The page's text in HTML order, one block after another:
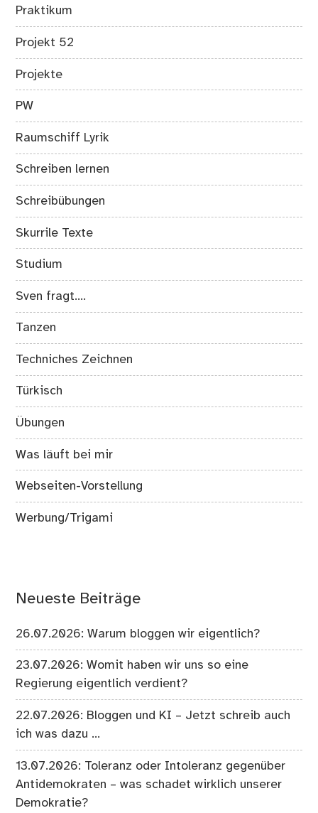
Praktikum
Projekt 52
Projekte
PW
Raumschiff Lyrik
Schreiben lernen
Schreibübungen
Skurrile Texte
Studium
Sven fragt….
Tanzen
Techniches Zeichnen
Türkisch
Übungen
Was läuft bei mir
Webseiten-Vorstellung
Werbung/Trigami
Neueste Beiträge
26.07.2026: Warum bloggen wir eigentlich?
23.07.2026: Womit haben wir uns so eine
Regierung eigentlich verdient?
22.07.2026: Bloggen und KI – Jetzt schreib auch
ich was dazu …
13.07.2026: Toleranz oder Intoleranz gegenüber
Antidemokraten – was schadet wirklich unserer
Demokratie?